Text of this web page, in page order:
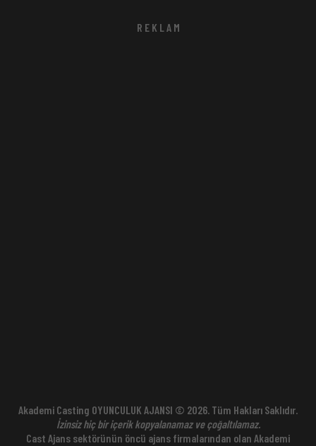
R E K L A M
Akademi Casting OYUNCULUK AJANSI © 2026. Tüm Hakları Saklıdır.
İzinsiz hiç bir içerik kopyalanamaz ve çoğaltılamaz.
Cast Ajans sektörünün öncü ajans firmalarından olan Akademi